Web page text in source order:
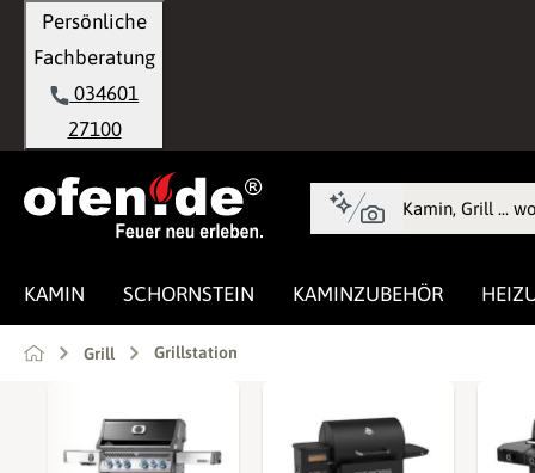
Zur Hauptnavigation springen
Persönliche
Fachberatung
034601
27100
KAMIN SCHORNSTEIN KAMINZUBEHÖR
Grill Grillstation